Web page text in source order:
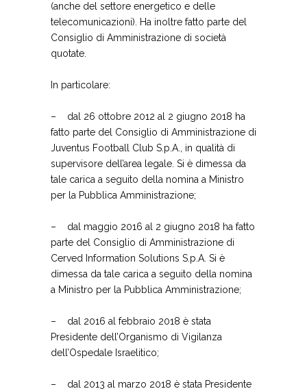
(anche del settore energetico e delle
telecomunicazioni). Ha inoltre fatto parte del
Consiglio di Amministrazione di società
quotate.
In particolare:
– dal 26 ottobre 2012 al 2 giugno 2018 ha
fatto parte del Consiglio di Amministrazione di
Juventus Football Club S.p.A., in qualità di
supervisore dell’area legale. Si è dimessa da
tale carica a seguito della nomina a Ministro
per la Pubblica Amministrazione;
– dal maggio 2016 al 2 giugno 2018 ha fatto
parte del Consiglio di Amministrazione di
Cerved Information Solutions S.p.A. Si è
dimessa da tale carica a seguito della nomina
a Ministro per la Pubblica Amministrazione;
– dal 2016 al febbraio 2018 è stata
Presidente dell’Organismo di Vigilanza
dell’Ospedale Israelitico;
– dal 2013 al marzo 2018 è stata Presidente